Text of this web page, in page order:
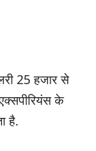
25 हजार से
के
है.